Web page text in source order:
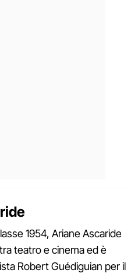
1954, Ariane Ascaride
teatro e cinema ed è
Robert Guédiguian per il